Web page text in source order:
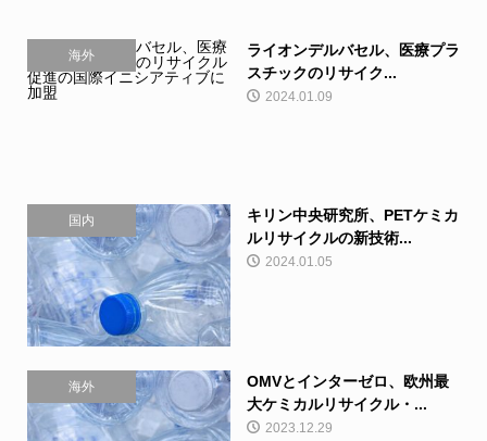
海外
ライオンデルバセル、医療プラ
スチックのリサイク...
2024.01.09
国内
キリン中央研究所、PETケミカ
ルリサイクルの新技術...
2024.01.05
海外
OMVとインターゼロ、欧州最
大ケミカルリサイクル・...
2023.12.29